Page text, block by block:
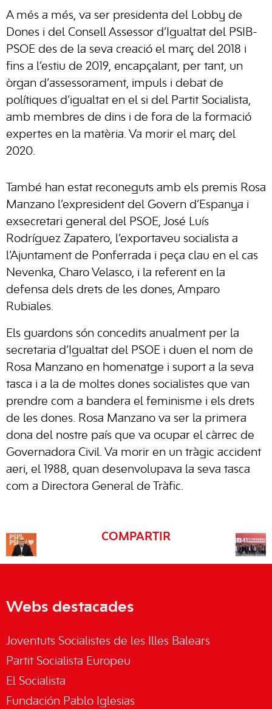
A més a més, va ser presidenta del Lobby de
Dones i del Consell Assessor d’Igualtat del PSIB-
PSOE des de la seva creació el març del 2018 i
fins a l’estiu de 2019, encapçalant, per tant, un
òrgan d’assessorament, impuls i debat de
polítiques d’igualtat en el si del Partit Socialista,
amb membres de dins i de fora de la formació
expertes en la matèria. Va morir el març del
2020.
També han estat reconeguts amb els premis Rosa
Manzano l’expresident del Govern d’Espanya i
exsecretari general del PSOE, José Luís
Rodríguez Zapatero, l’exportaveu socialista a
l’Ajuntament de Ponferrada i peça clau en el cas
Nevenka, Charo Velasco, i la referent en la
defensa dels drets de les dones, Amparo
Rubiales.
Els guardons són concedits anualment per la
secretaria d’Igualtat del PSOE i duen el nom de
Rosa Manzano en homenatge i suport a la seva
tasca i a la de moltes dones socialistes que van
prendre com a bandera el feminisme i els drets
de les dones. Rosa Manzano va ser la primera
dona del nostre país que va ocupar el càrrec de
Governadora Civil. Va morir en un tràgic accident
aeri, el 1988, quan desenvolupava la seva tasca
com a Directora General de Tràfic.
COMPARTIR
Webs destacades
Joventuts Socialistes de les Illes Balears
Partit Socialista Europeu
El Socialista
Fundación Pablo Iglesias